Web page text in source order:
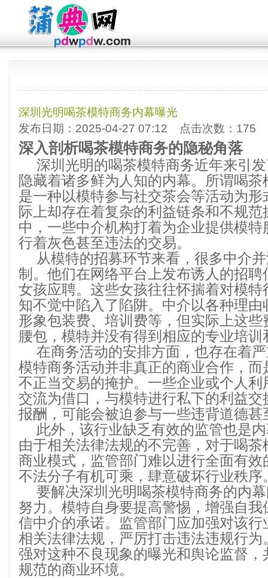
深圳光明喝茶模特商务内幕曝光
发布日期：2025-04-27 07:12 点击次数：175
深入剖析喝茶模特商务的隐秘角落
深圳光明的喝茶模特商务近年来引
隐藏着诸多鲜为人知的内幕。所谓喝
是一种以模特参与社交茶会等活动为
际上却存在着复杂的利益链条和不规
中，一些中介机构打着为企业提供模
行着灰色甚至违法的交易。
从模特的招募环节来看，很多中介
制。他们在网络平台上发布诱人的招
女孩应聘。这些女孩往往怀揣着对模
知不觉中陷入了陷阱。中介以各种理
形象包装费、培训费等，但实际上这
腰包，模特并没有得到相应的专业培
在商务活动的安排方面，也存在着
模特商务活动并非真正的商业合作，
不正当交易的掩护。一些企业或个人
交流为借口，与模特进行私下的利益
报酬，可能会被迫参与一些违背道德甚
此外，该行业缺乏有效的监管也是
由于相关法律法规的不完善，对于喝
商业模式，监管部门难以进行全面有
不法分子有机可乘，肆意破坏行业秩序
要解决深圳光明喝茶模特商务的内
努力。模特自身要提高警惕，增强自
信中介的承诺。监管部门应加强对该
相关法律法规，严厉打击违法违规行
强对这种不良现象的曝光和舆论监督
规范的商业环境。